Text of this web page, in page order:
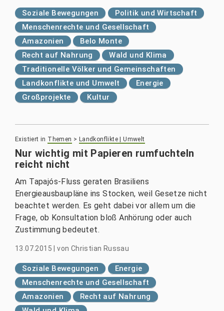
Soziale Bewegungen
Politik und Wirtschaft
Menschenrechte und Gesellschaft
Amazonien
Belo Monte
Recht auf Nahrung
Wald und Klima
Traditionelle Völker und Gemeinschaften
Landkonflikte und Umwelt
Energie
Großprojekte
Kultur
Existiert in Themen > Landkonflikte | Umwelt
Nur wichtig mit Papieren rumfuchteln
reicht nicht
Am Tapajós-Fluss geraten Brasiliens
Energieausbaupläne ins Stocken, weil Gesetze nicht
beachtet werden. Es geht dabei vor allem um die
Frage, ob Konsultation bloß Anhörung oder auch
Zustimmung bedeutet.
13.07.2015|von Christian Russau
Soziale Bewegungen
Energie
Menschenrechte und Gesellschaft
Amazonien
Recht auf Nahrung